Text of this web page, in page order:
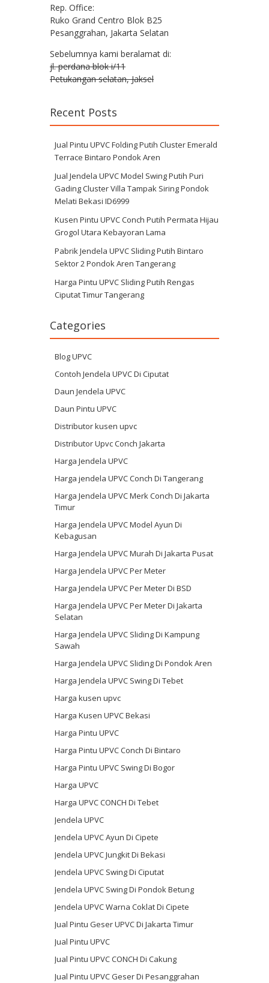
Rep. Office:
Ruko Grand Centro Blok B25
Pesanggrahan, Jakarta Selatan
Sebelumnya kami beralamat di:
jl. perdana blok i/11
Petukangan selatan, Jaksel
Recent Posts
Jual Pintu UPVC Folding Putih Cluster Emerald
Terrace Bintaro Pondok Aren
Jual Jendela UPVC Model Swing Putih Puri
Gading Cluster Villa Tampak Siring Pondok
Melati Bekasi ID6999
Kusen Pintu UPVC Conch Putih Permata Hijau
Grogol Utara Kebayoran Lama
Pabrik Jendela UPVC Sliding Putih Bintaro
Sektor 2 Pondok Aren Tangerang
Harga Pintu UPVC Sliding Putih Rengas
Ciputat Timur Tangerang
Categories
Blog UPVC
Contoh Jendela UPVC Di Ciputat
Daun Jendela UPVC
Daun Pintu UPVC
Distributor kusen upvc
Distributor Upvc Conch Jakarta
Harga Jendela UPVC
Harga jendela UPVC Conch Di Tangerang
Harga Jendela UPVC Merk Conch Di Jakarta
Timur
Harga Jendela UPVC Model Ayun Di
Kebagusan
Harga Jendela UPVC Murah Di Jakarta Pusat
Harga Jendela UPVC Per Meter
Harga Jendela UPVC Per Meter Di BSD
Harga Jendela UPVC Per Meter Di Jakarta
Selatan
Harga Jendela UPVC Sliding Di Kampung
Sawah
Harga Jendela UPVC Sliding Di Pondok Aren
Harga Jendela UPVC Swing Di Tebet
Harga kusen upvc
Harga Kusen UPVC Bekasi
Harga Pintu UPVC
Harga Pintu UPVC Conch Di Bintaro
Harga Pintu UPVC Swing Di Bogor
Harga UPVC
Harga UPVC CONCH Di Tebet
Jendela UPVC
Jendela UPVC Ayun Di Cipete
Jendela UPVC Jungkit Di Bekasi
Jendela UPVC Swing Di Ciputat
Jendela UPVC Swing Di Pondok Betung
Jendela UPVC Warna Coklat Di Cipete
Jual Pintu Geser UPVC Di Jakarta Timur
Jual Pintu UPVC
Jual Pintu UPVC CONCH Di Cakung
Jual Pintu UPVC Geser Di Pesanggrahan